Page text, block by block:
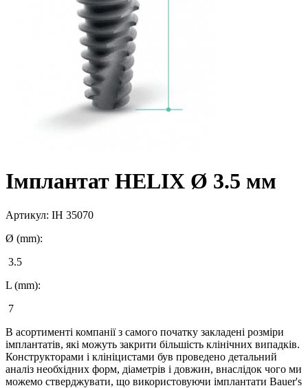
Імплантат HELIX Ø 3.5 мм
Артикул: IH 35070
Ø (mm):
3.5
L (mm):
7
В асортименті компанії з самого початку закладені розміри
імплантатів, які можуть закрити більшість клінічних випадків.
Конструкторами і клініцистами був проведено детальний
аналіз необхідних форм, діаметрів і довжин, внаслідок чого ми
можемо стверджувати, що використовуючи імплантати Bauer's